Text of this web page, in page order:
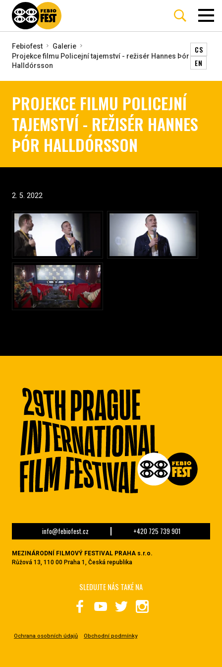
Febiofest
Galerie
Projekce filmu Policejní tajemství - režisér Hannes Þór
Halldórsson
CS
EN
PROJEKCE FILMU POLICEJNÍ
TAJEMSTVÍ - REŽISÉR HANNES
ÞÓR HALLDÓRSSON
2. 5. 2022
info@febiofest.cz +420 725 739 901
MEZINÁRODNÍ FILMOVÝ FESTIVAL PRAHA s.r.o.
Růžová 13, 110 00 Praha 1, Česká republika
Ochrana osobních údajů Obchodní podmínky
SLEDUJTE NÁS TAKÉ NA